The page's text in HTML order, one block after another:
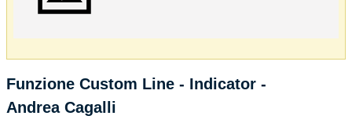
Funzione Custom Line - Indicator -
Andrea Cagalli